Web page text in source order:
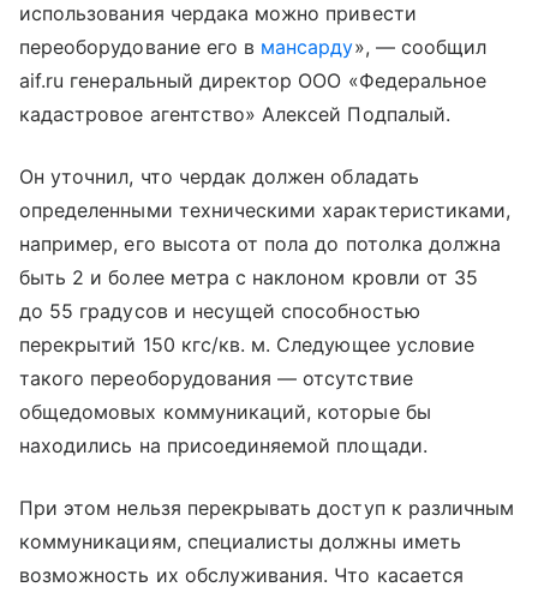
использования чердака можно привести
переоборудование его в мансарду», — сообщил
aif.ru генеральный директор ООО «Федеральное
кадастровое агентство» Алексей Подпалый.
Он уточнил, что чердак должен обладать
определенными техническими характеристиками,
например, его высота от пола до потолка должна
быть 2 и более метра с наклоном кровли от 35
до 55 градусов и несущей способностью
перекрытий 150 кгс/кв. м. Следующее условие
такого переоборудования — отсутствие
общедомовых коммуникаций, которые бы
находились на присоединяемой площади.
При этом нельзя перекрывать доступ к различным
коммуникациям, специалисты должны иметь
возможность их обслуживания. Что касается